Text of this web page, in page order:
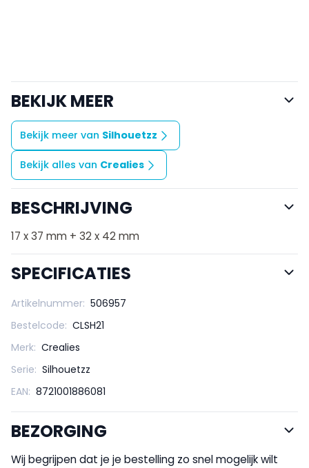
BEKIJK MEER
Bekijk meer van Silhouetzz
Bekijk alles van Crealies
BESCHRIJVING
17 x 37 mm + 32 x 42 mm
SPECIFICATIES
Artikelnummer: 506957
Bestelcode: CLSH21
Merk: Crealies
Serie: Silhouetzz
EAN: 8721001886081
BEZORGING
Wij begrijpen dat je je bestelling zo snel mogelijk wilt